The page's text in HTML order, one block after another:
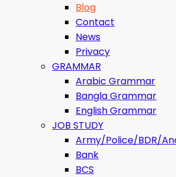
Blog
Contact
News
Privacy
GRAMMAR
Arabic Grammar
Bangla Grammar
English Grammar
JOB STUDY
Army/Police/BDR/
Bank
BCS